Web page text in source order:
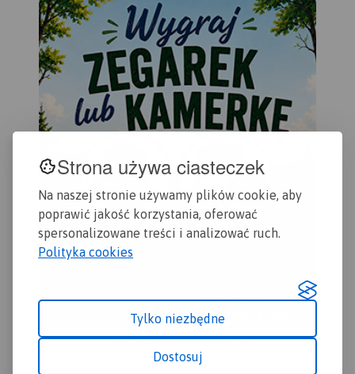
Strona używa ciasteczek
Na naszej stronie używamy plików cookie, aby
poprawić jakość korzystania, oferować
spersonalizowane treści i analizować ruch.
Polityka cookies
Tylko niezbędne
Dostosuj